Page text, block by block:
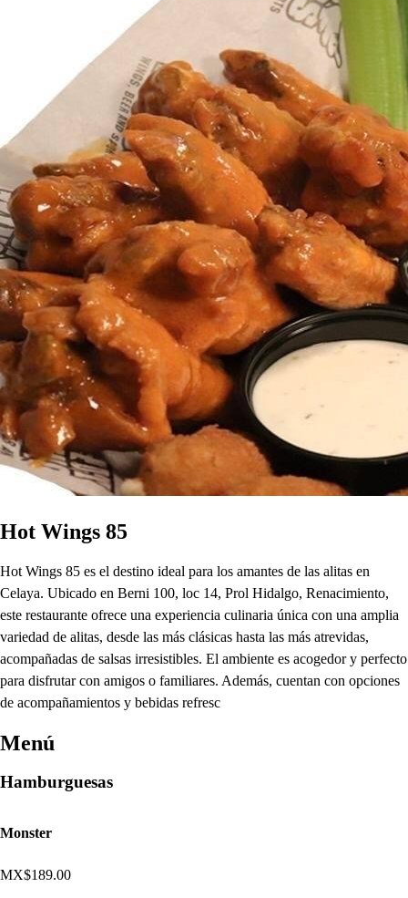
Hot Wings 85
Hot Wings 85 es el destino ideal para los amantes de las alitas en
Celaya. Ubicado en Berni 100, loc 14, Prol Hidalgo, Renacimiento,
este restaurante ofrece una experiencia culinaria única con una amplia
variedad de alitas, desde las más clásicas hasta las más atrevidas,
acompañadas de salsas irresistibles. El ambiente es acogedor y perfecto
para disfrutar con amigos o familiares. Además, cuentan con opciones
de acompañamientos y bebidas refresc
Menú
Hamburguesas
Monster
MX$189.00